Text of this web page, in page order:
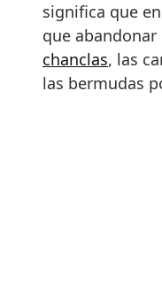
significa que
que
chanclas, las
las bermudas